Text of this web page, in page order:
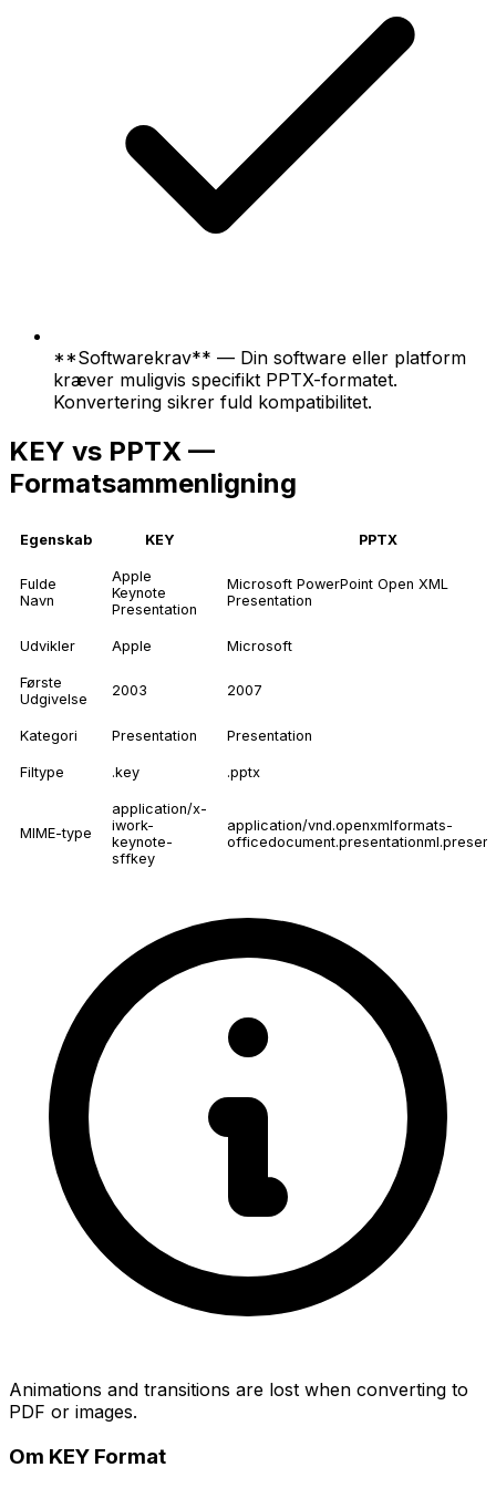
**Softwarekrav** — Din software eller platform
kræver muligvis specifikt PPTX-formatet.
Konvertering sikrer fuld kompatibilitet.
KEY vs PPTX —
Formatsammenligning
Egenskab KEY PPTX
Fulde
Navn
Apple
Keynote
Presentation
Microsoft PowerPoint Open XML
Presentation
Udvikler Apple Microsoft
Første
Udgivelse
2003 2007
Kategori Presentation Presentation
Filtype .key .pptx
MIME-type
application/x-
iwork-
keynote-
sffkey
application/vnd.openxmlformats-
Animations and transitions are lost when converting to
PDF or images.
Om KEY Format